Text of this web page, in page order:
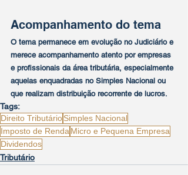
Acompanhamento do tema
O tema permanece em evolução no Judiciário e
merece acompanhamento atento por empresas
e profissionais da área tributária, especialmente
aquelas enquadradas no Simples Nacional ou
que realizam distribuição recorrente de lucros.
Tags:
Direito TributárioSimples Nacional
Imposto de Renda Micro e Pequena Empresa
Dividendos
Tributário